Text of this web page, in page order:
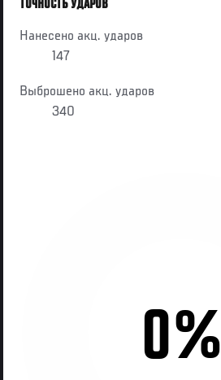
ТОЧНОСТЬ УДАРОВ
Нанесено акц. ударов
147
Выброшено акц. ударов
340
0%